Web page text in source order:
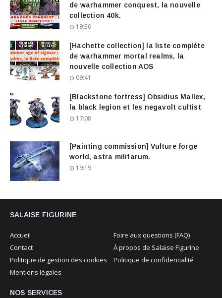
de warhammer conquest, la nouvelle
collection 40k.
19:30
[Hachette collection] la liste complète
de warhammer mortal realms, la
nouvelle collection AOS
09:41
[Blackstone fortress] Obsidius Mallex,
la black legion et les negavolt cultist
17:08
[Painting commission] Vulture forge
world, astra militarum.
19:19
SALAISE FIGURINE
Accueil
Foire aux questions (FAQ)
Contact
À propos de Salaise Figurine
Politique de gestion des cookies
Politique de confidentialité
Mentions légales
NOS SERVICES